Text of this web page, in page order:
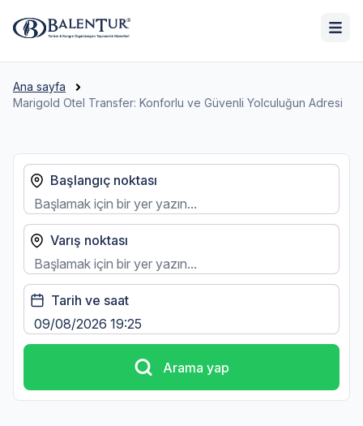
Ana sayfa
Marigold Otel Transfer: Konforlu ve Güvenli Yolculuğun Adresi
Başlangıç noktası
Varış noktası
Tarih ve saat
Arama yap